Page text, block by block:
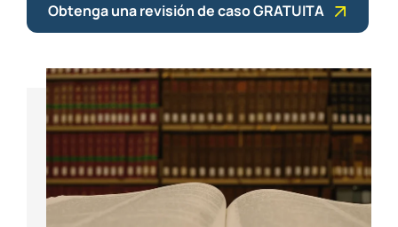
Obtenga una revisión de caso GRATUITA